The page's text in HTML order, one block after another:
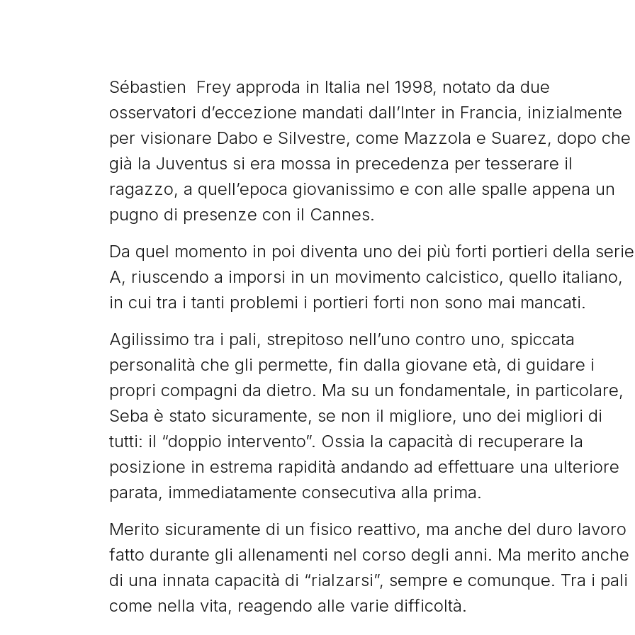
Sébastien Frey approda in Italia nel 1998, notato da due
osservatori d’eccezione mandati dall’Inter in Francia, inizialmente
per visionare Dabo e Silvestre, come Mazzola e Suarez, dopo che
già la Juventus si era mossa in precedenza per tesserare il
ragazzo, a quell’epoca giovanissimo e con alle spalle appena un
pugno di presenze con il Cannes.
Da quel momento in poi diventa uno dei più forti portieri della serie
A, riuscendo a imporsi in un movimento calcistico, quello italiano,
in cui tra i tanti problemi i portieri forti non sono mai mancati.
Agilissimo tra i pali, strepitoso nell’uno contro uno, spiccata
personalità che gli permette, fin dalla giovane età, di guidare i
propri compagni da dietro. Ma su un fondamentale, in particolare,
Seba è stato sicuramente, se non il migliore, uno dei migliori di
tutti: il “doppio intervento”. Ossia la capacità di recuperare la
posizione in estrema rapidità andando ad effettuare una ulteriore
parata, immediatamente consecutiva alla prima.
Merito sicuramente di un fisico reattivo, ma anche del duro lavoro
fatto durante gli allenamenti nel corso degli anni. Ma merito anche
di una innata capacità di “rialzarsi”, sempre e comunque. Tra i pali
come nella vita, reagendo alle varie difficoltà.